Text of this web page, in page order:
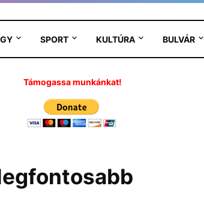
SPORT KULTÚRA BULVÁR
Támogassa munkánkat!